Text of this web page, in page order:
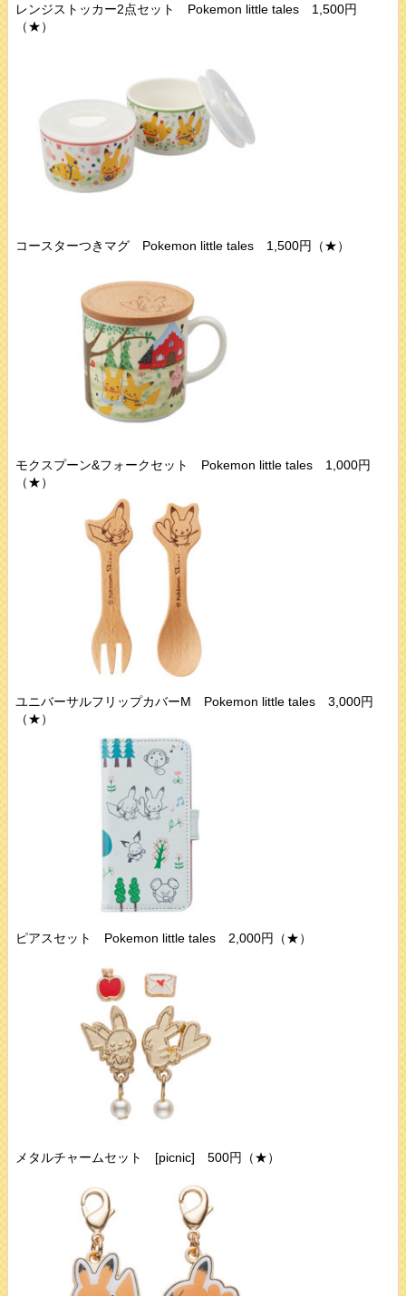
レンジストッカー2点セット Pokemon little tales 1,500円
（★）
コースターつきマグ Pokemon little tales 1,500円（★）
モクスプーン&フォークセット Pokemon little tales 1,000円
（★）
ユニバーサルフリップカバーM Pokemon little tales 3,000円
（★）
ピアスセット Pokemon little tales 2,000円（★）
メタルチャームセット [picnic] 500円（★）